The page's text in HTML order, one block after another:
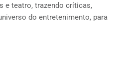
e teatro, trazendo críticas,
do entretenimento, para